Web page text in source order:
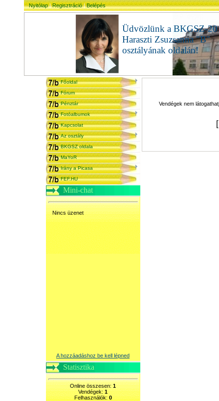
Nyitólap|Regisztráció|Belépés
Üdvözlünk a BKGSZ-
Haraszti Zsuzsanna "B"
osztályának oldalán!
Főoldal
Fórum
Pénztár
Fotóalbumok
Kapcsolat
Az osztály
BKGSZ oldala
MaYoR
Irány a Picasa
FEF.HU
Mini-chat
A hozzáadáshoz be kell lépned
Statisztika
Online összesen:1
Vendégek:1
Felhasználók:0
Vendégek nem